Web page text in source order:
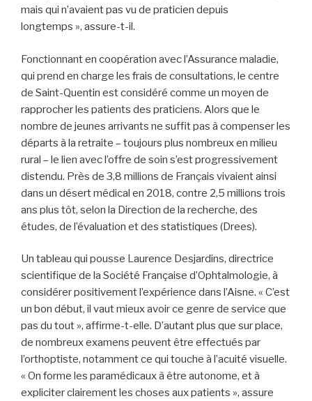
mais qui n’avaient pas vu de praticien depuis
longtemps », assure-t-il.
Fonctionnant en coopération avec l’Assurance maladie,
qui prend en charge les frais de consultations, le centre
de Saint-Quentin est considéré comme un moyen de
rapprocher les patients des praticiens. Alors que le
nombre de jeunes arrivants ne suffit pas à compenser les
départs à la retraite – toujours plus nombreux en milieu
rural – le lien avec l’offre de soin s’est progressivement
distendu. Près de 3,8 millions de Français vivaient ainsi
dans un désert médical en 2018, contre 2,5 millions trois
ans plus tôt, selon la Direction de la recherche, des
études, de l’évaluation et des statistiques (Drees).
Un tableau qui pousse Laurence Desjardins, directrice
scientifique de la Société Française d’Ophtalmologie, à
considérer positivement l’expérience dans l’Aisne. « C’est
un bon début, il vaut mieux avoir ce genre de service que
pas du tout », affirme-t-elle. D’autant plus que sur place,
de nombreux examens peuvent être effectués par
l’orthoptiste, notamment ce qui touche à l’acuité visuelle.
« On forme les paramédicaux à être autonome, et à
expliciter clairement les choses aux patients », assure